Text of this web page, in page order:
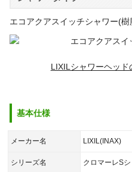
エコアクアスイッチシャワー(樹
LIXILシャワーヘッ
基本仕様
メーカー名 LIXIL(INAX)
シリーズ名 クロマーレS